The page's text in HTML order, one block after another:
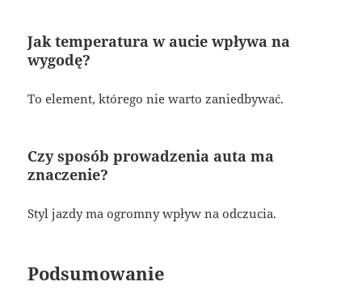
Jak temperatura w aucie wpływa na
wygodę?
To element, którego nie warto zaniedbywać.
Czy sposób prowadzenia auta ma
znaczenie?
Styl jazdy ma ogromny wpływ na odczucia.
Podsumowanie